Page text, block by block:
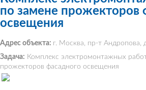
по замене прожекторов
освещения
Адрес объекта: г. Москва, пр-т Андропова,
Задача: Комплекс электромонтажных
прожекторов фасадного освещения